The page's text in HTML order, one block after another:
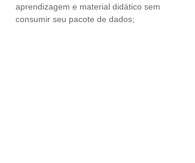
aprendizagem e material didático sem
consumir seu pacote de dados;